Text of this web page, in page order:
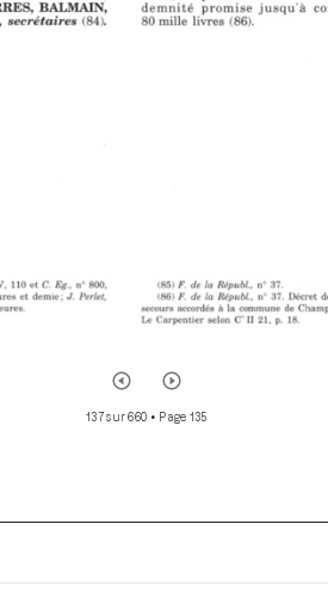
137 sur 660 • Page 135